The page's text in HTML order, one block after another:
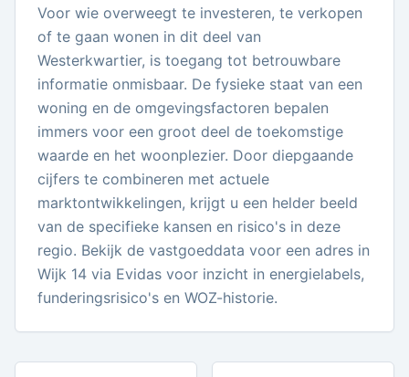
Voor wie overweegt te investeren, te verkopen
of te gaan wonen in dit deel van
Westerkwartier, is toegang tot betrouwbare
informatie onmisbaar. De fysieke staat van een
woning en de omgevingsfactoren bepalen
immers voor een groot deel de toekomstige
waarde en het woonplezier. Door diepgaande
cijfers te combineren met actuele
marktontwikkelingen, krijgt u een helder beeld
van de specifieke kansen en risico's in deze
regio. Bekijk de vastgoeddata voor een adres in
Wijk 14 via Evidas voor inzicht in energielabels,
funderingsrisico's en WOZ-historie.